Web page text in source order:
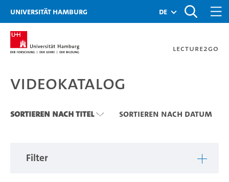
Zu den Filtern
Zur Metanavigation
Zur Hauptnavigation
Zur Suche
Zum Inhalt
Zum Seitenfuss
Universität Hamburg de
Lecture2Go
Videokatalog
Videokatalog
Sortieren nach Titel Sortieren nach Datum
Filter